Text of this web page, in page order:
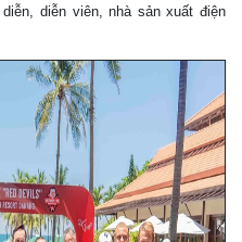
diễn viên, nhà sản xuất điện